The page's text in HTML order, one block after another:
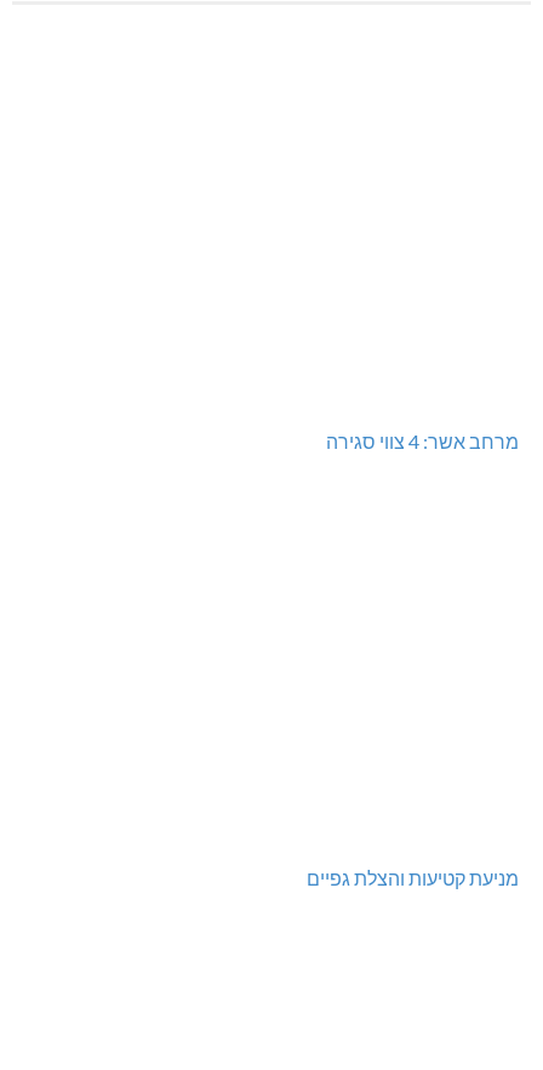
מרחב אשר: 4 צווי סגירה
מניעת קטיעות והצלת גפיים